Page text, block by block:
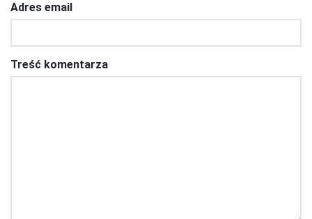
Adres email
Treść komentarza